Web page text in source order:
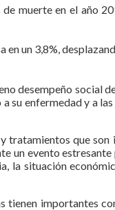
muerte en el año
un 3,8%,
desempeño social
su enfermedad y a
tratamientos que
un evento
la situación
tienen importantes